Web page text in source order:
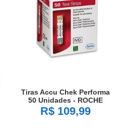
Tiras Accu Chek Performa
50 Unidades - ROCHE
R$ 109,99